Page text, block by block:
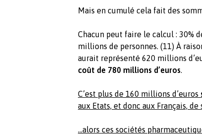
Mais en cumulé cela fait des
Chacun peut faire le calcul : 30%
millions de personnes. (11) À
aurait représenté 620 millions
coût de 780 millions d’euros.
C’est plus de 160 millions d’euros
aux Etats, et donc aux Français,
...alors ces sociétés